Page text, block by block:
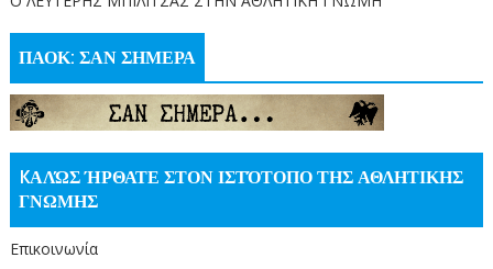
ΠΑΟΚ: ΣΑΝ ΣΗΜΕΡΑ
KΑΛΏΣ ΉΡΘΑΤΕ ΣΤΟΝ ΙΣΤΌΤΟΠΟ ΤΗΣ ΑΘΛΗΤΙΚΗΣ
ΓΝΩΜΗΣ
Επικοινωνία